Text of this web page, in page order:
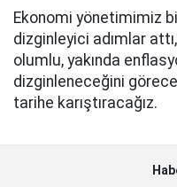
Ekonomi yönetimimiz
dizginleyici adımlar
olumlu, yakında
dizginleneceğini
tarihe karıştıracağız.